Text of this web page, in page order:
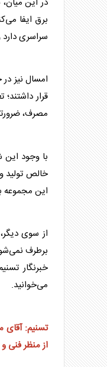
برق ایفا
سراسری
امسال نیز
قرار
مصرف،
با وجود
خالص تولید
این مجموعه
از سوی
برطرف
خبرنگار
می‌خوانید.
تسنیم: آقای
از منظر فنی